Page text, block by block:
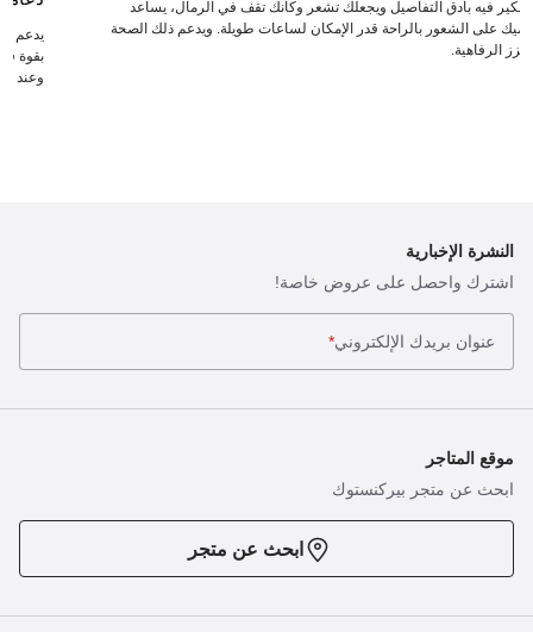
فيه بأدق التفاصيل ويجعلك تشعر وكأنك تقف في الرمال، يساعد
على الشعور بالراحة قدر الإمكان لساعات طويلة. ويدعم ذلك الصحة
الرفاهية.
يدعم
بقوة
وعند
النشرة الإخبارية
اشترك واحصل على عروض خاصة!
عنوان بريدك الإلكتروني*
موقع المتاجر
ابحث عن متجر بيركنستوك
ابحث عن متجر